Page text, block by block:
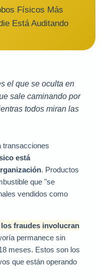
Físicos Más
Está Auditando
el que se oculta en
sale caminando por
todos miran las
transacciones
está
. Productos
que "se
vendidos como
los fraudes involucran
permanece sin
meses. Estos son los
que están operando